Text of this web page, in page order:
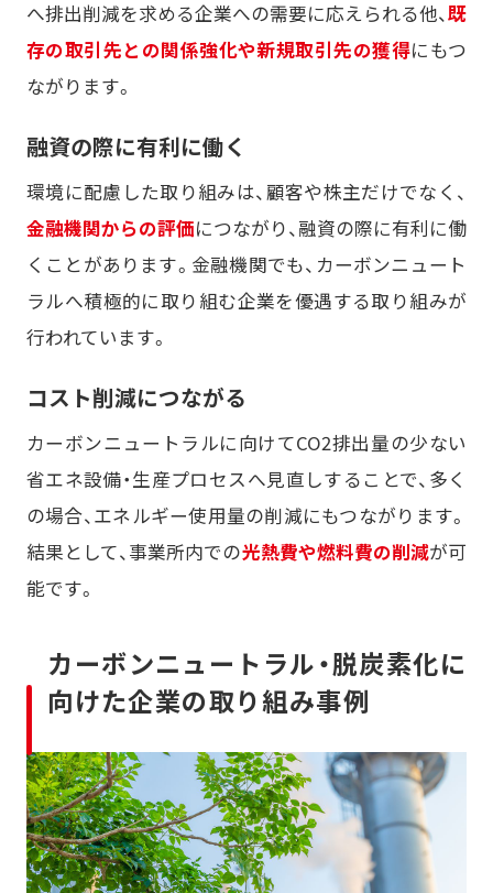
へ排出削減を求める企業への需要に応えられる他、既
存の取引先との関係強化や新規取引先の獲得にもつ
ながります。
融資の際に有利に働く
環境に配慮した取り組みは、顧客や株主だけでなく、
金融機関からの評価につながり、融資の際に有利に働
くことがあります。金融機関でも、カーボンニュート
ラルへ積極的に取り組む企業を優遇する取り組みが
行われています。
コスト削減につながる
カーボンニュートラルに向けてCO2排出量の少ない
省エネ設備・生産プロセスへ見直しすることで、多く
の場合、エネルギー使用量の削減にもつながります。
結果として、事業所内での光熱費や燃料費の削減が可
能です。
カーボンニュートラル・脱炭素化に
向けた企業の取り組み事例